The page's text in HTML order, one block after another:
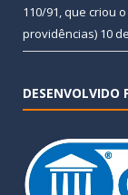
110/91, que criou
providências) 10
DESENVOLVIDO